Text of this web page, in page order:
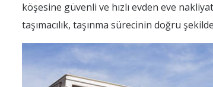
köşesine güvenli ve hızlı evden eve
taşımacılık, taşınma sürecinin doğru